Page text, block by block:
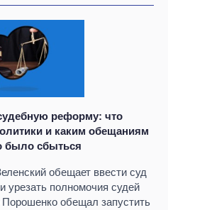
реформу: что
и каким обещаниям
было сбыться
обещает ввести суд
урезать полномочия судей
обещал запустить